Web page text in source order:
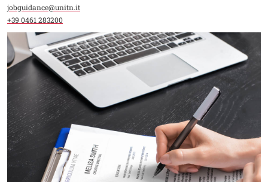
jobguidance@unitn.it
+39 0461 283200
Image